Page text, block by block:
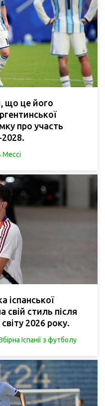
що це його
про участь
Мессі
іспанської
свій стиль після
2026 року.
Іспанії з футболу